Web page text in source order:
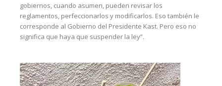
gobiernos, cuando asumen, pueden revisar los
reglamentos, perfeccionarlos y modificarlos. Eso también le
corresponde al Gobierno del Presidente Kast. Pero eso no
significa que haya que suspender la ley”.